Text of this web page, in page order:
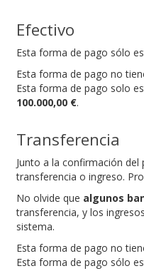
Efectivo
Esta forma de pago sólo
Esta forma de pago no
Esta forma de pago solo
100.000,00 €.
Transferencia
Junto a la confirmación
transferencia o ingreso.
No olvide que algunos
transferencia, y los
sistema.
Esta forma de pago no
Esta forma de pago sólo